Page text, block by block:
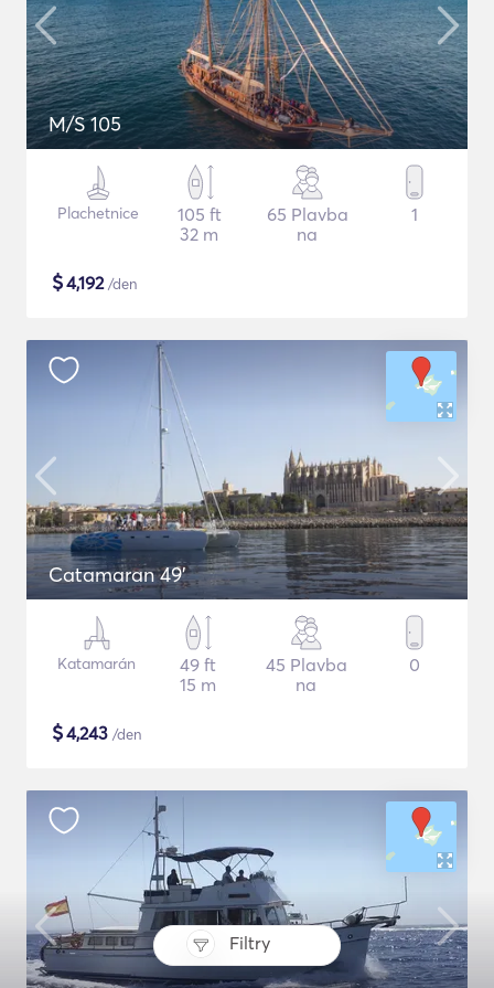
Filtry
M/S 105
Plachetnice
105 ft
32 m
65 Plavba
na
1
$4,192/den
Catamaran 49'
Katamarán
49 ft
15 m
45 Plavba
na
0
$4,243 /den